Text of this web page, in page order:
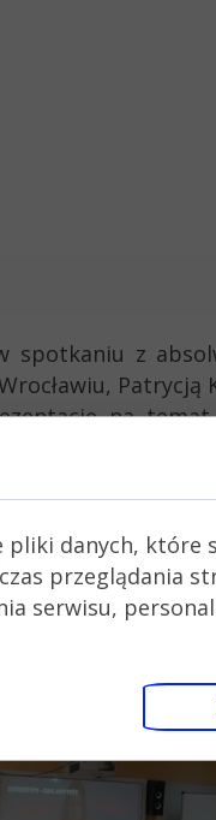
spotkaniu z
Patrycją
na
pliki danych, które
przeglądania
serwisu,